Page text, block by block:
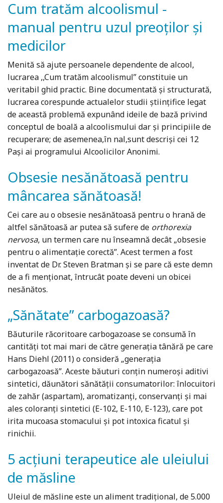
Cum tratăm alcoolismul -
manual pentru uzul preoților și
medicilor
Menită să ajute persoanele dependente de alcool,
lucrarea ,,Cum tratăm alcoolismul’’ constituie un
veritabil ghid practic. Bine documentată şi structurată,
lucrarea corespunde actualelor studii ştiinţifice legat
de această problemă expunând ideile de bază privind
conceptul de boală a alcoolismului dar şi principiile de
recuperare; de asemenea,în nal,sunt descrişi cei 12
Paşi ai programului Alcoolicilor Anonimi.
Obsesie nesănătoasă pentru
mâncarea sănătoasă!
Cei care au o obsesie nesănătoasă pentru o hrană de
altfel sănătoasă ar putea să sufere de orthorexia
nervosa, un termen care nu înseamnă decât „obsesie
pentru o alimentație corectă”. Acest termen a fost
inventat de Dr. Steven Bratman și se pare că este demn
de a fi menționat, întrucât poate deveni un obicei
nesănătos.
„Sănătate” carbogazoasă?
Băuturile răcoritoare carbogazoase se consumă în
cantităţi tot mai mari de către generaţia tânără pe care
Hans Diehl (2011) o consideră „generaţia
carbogazoasă”. Aceste băuturi conţin numeroşi aditivi
sintetici, dăunători sănătăţii consumatorilor: înlocuitori
de zahăr (aspartam), aromatizanţi, conservanţi şi mai
ales coloranţi sintetici (E-102, E-110, E-123), care pot
irita mucoasa stomacului şi pot intoxica ficatul şi
rinichii.
5 acțiuni terapeutice ale uleiului
de măsline
Uleiul de măsline este un aliment tradiţional, de 5.000